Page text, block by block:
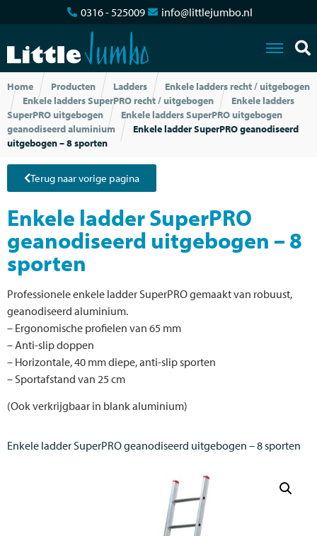
0316 - 525009 info@littlejumbo.nl
Home Producten Ladders
Enkele ladders recht / uitgebogen
Enkele ladders SuperPRO recht / uitgebogen
Enkele ladders
SuperPRO uitgebogen
Enkele ladders SuperPRO uitgebogen
geanodiseerd aluminium
Enkele ladder SuperPRO geanodiseerd
uitgebogen – 8 sporten
Terug naar vorige pagina
Enkele ladder SuperPRO
geanodiseerd uitgebogen – 8
sporten
Professionele enkele ladder SuperPRO gemaakt van robuust,
geanodiseerd aluminium.
– Ergonomische profielen van 65 mm
– Anti-slip doppen
– Horizontale, 40 mm diepe, anti-slip sporten
– Sportafstand van 25 cm
(Ook verkrijgbaar in blank aluminium)
Enkele ladder SuperPRO geanodiseerd uitgebogen – 8 sporten